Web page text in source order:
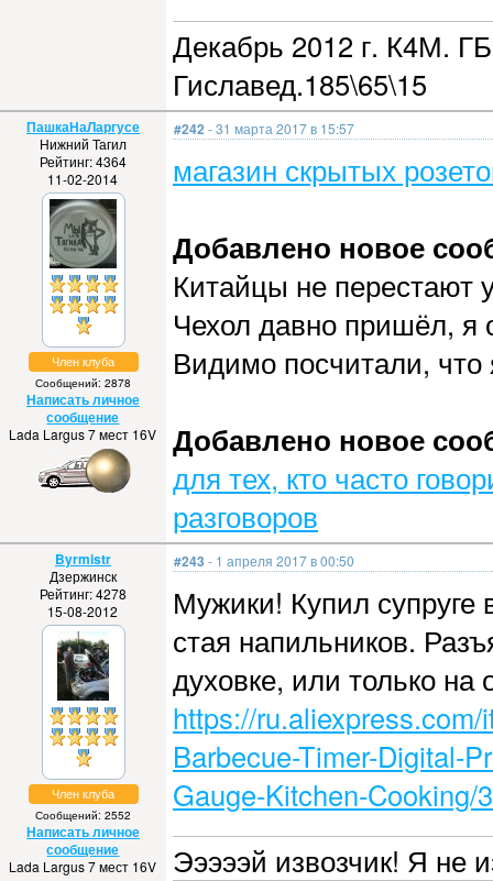
Декабрь 2012 г. К4М.
Гиславед.185\65\15
ПашкаНаЛаргусе
Нижний Тагил
Рейтинг: 4364
11-02-2014
Член клуба
Сообщений: 2878
Написать личное
сообщение
Lada Largus 7 мест 16V
#242 - 31 марта 2017 в 15:57
магазин скрытых
Добавлено новое
Китайцы не перестают
Чехол давно пришёл, я
Видимо посчитали,
Добавлено новое
для тех, кто часто
разговоров
Byrmistr
Дзержинск
Рейтинг: 4278
15-08-2012
Член клуба
Сообщений: 2552
Написать личное
сообщение
Lada Largus 7 мест 16V
#243 - 1 апреля 2017 в 00:50
Мужики! Купил супруге
стая напильников.
духовке, или только на
https://
Barbecue-Timer-Digital-
Gauge-Kitchen-Cooking/
Эээээй извозчик! Я не